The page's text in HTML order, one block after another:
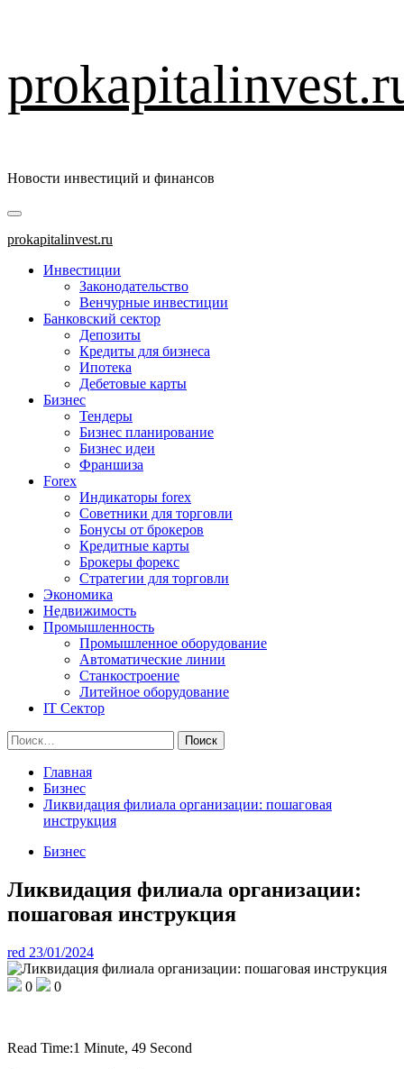
к
содержимому
Новости инвестиций и финансов
Основное
меню
prokapitalinvest.ru
Инвестиции
Законодательство
Венчурные инвестиции
Банковский сектор
Депозиты
Кредиты для бизнеса
Ипотека
Дебетовые карты
Бизнес
Тендеры
Бизнес планирование
Бизнес идеи
Франшиза
Forex
Индикаторы forex
Советники для торговли
Бонусы от брокеров
Кредитные карты
Брокеры форекс
Стратегии для торговли
Экономика
Недвижимость
Промышленность
Промышленное оборудование
Автоматические линии
Станкостроение
Литейное оборудование
IT Сектор
Найти:
Главная
Бизнес
Ликвидация филиала организации: пошаговая
инструкция
Бизнес
Ликвидация филиала организации:
пошаговая инструкция
red 23/01/2024
0 0
Read Time:1 Minute, 49 Second